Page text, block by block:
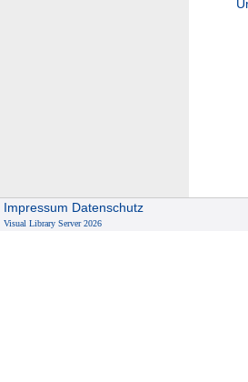
Impressum Datenschutz
Visual Library Server 2026